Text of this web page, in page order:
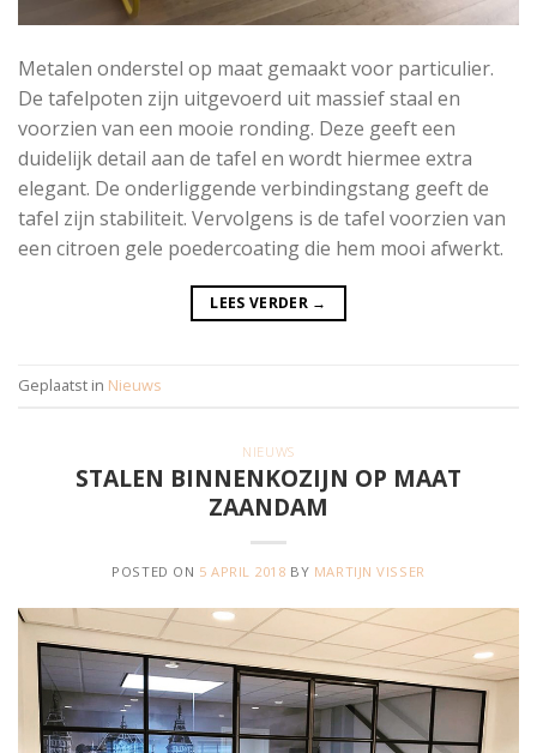
Metalen onderstel op maat gemaakt voor particulier.
De tafelpoten zijn uitgevoerd uit massief staal en
voorzien van een mooie ronding. Deze geeft een
duidelijk detail aan de tafel en wordt hiermee extra
elegant. De onderliggende verbindingstang geeft de
tafel zijn stabiliteit. Vervolgens is de tafel voorzien van
een citroen gele poedercoating die hem mooi afwerkt.
LEES VERDER →
Geplaatst in Nieuws
NIEUWS
STALEN BINNENKOZIJN OP MAAT
ZAANDAM
POSTED ON 5 APRIL 2018 BY MARTIJN VISSER